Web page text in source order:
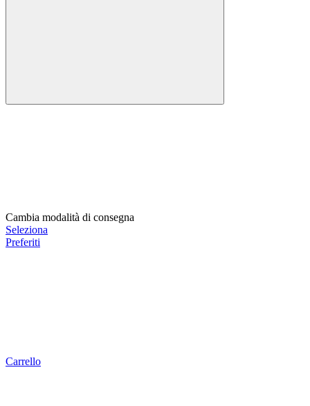
Cambia modalità di consegna
Seleziona
Preferiti
Carrello